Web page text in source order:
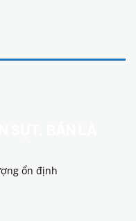
ổn định